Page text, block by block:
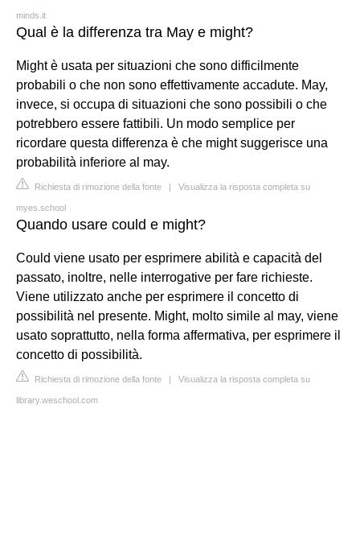
minds.it
Qual è la differenza tra May e might?
Might è usata per situazioni che sono difficilmente
probabili o che non sono effettivamente accadute. May,
invece, si occupa di situazioni che sono possibili o che
potrebbero essere fattibili. Un modo semplice per
ricordare questa differenza è che might suggerisce una
probabilità inferiore al may.
Richiesta di rimozione della fonte | Visualizza la risposta completa su
myes.school
Quando usare could e might?
Could viene usato per esprimere abilità e capacità del
passato, inoltre, nelle interrogative per fare richieste.
Viene utilizzato anche per esprimere il concetto di
possibilità nel presente. Might, molto simile al may, viene
usato soprattutto, nella forma affermativa, per esprimere il
concetto di possibilità.
Richiesta di rimozione della fonte | Visualizza la risposta completa su
library.weschool.com